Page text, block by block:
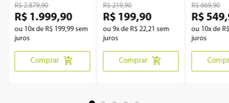
R$ 2.879,90
R$ 1.999,90
ou 10x de R$ 199,99sem
juros
Comprar
R$ 219,90
R$ 199,90
ou9x de R$ 22,21 sem
juros
Comprar
R$ 669,90
R$ 549,
ou 10x de
juros